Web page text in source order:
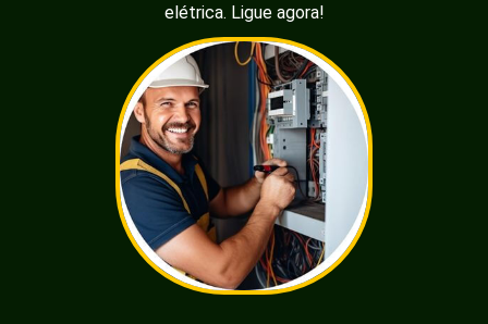
elétrica. Ligue agora!